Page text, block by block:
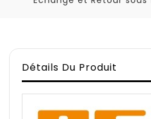
Détails Du Produit